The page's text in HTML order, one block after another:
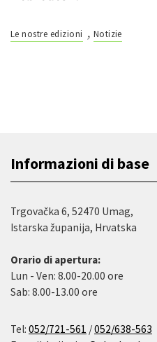
Le nostre edizioni , Notizie
Informazioni di base
Trgovačka 6, 52470 Umag,
Istarska županija, Hrvatska
Orario di apertura:
Lun - Ven: 8.00-20.00 ore
Sab: 8.00-13.00 ore
Tel: 052/721-561 /052/638-563